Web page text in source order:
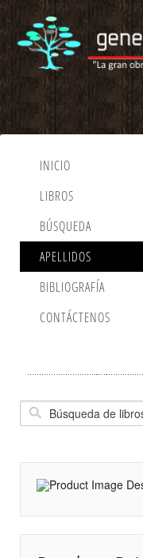
INICIO
LIBROS
BÚSQUEDA
APELLIDOS
BIBLIOGRAFÍA
CONTÁCTENOS